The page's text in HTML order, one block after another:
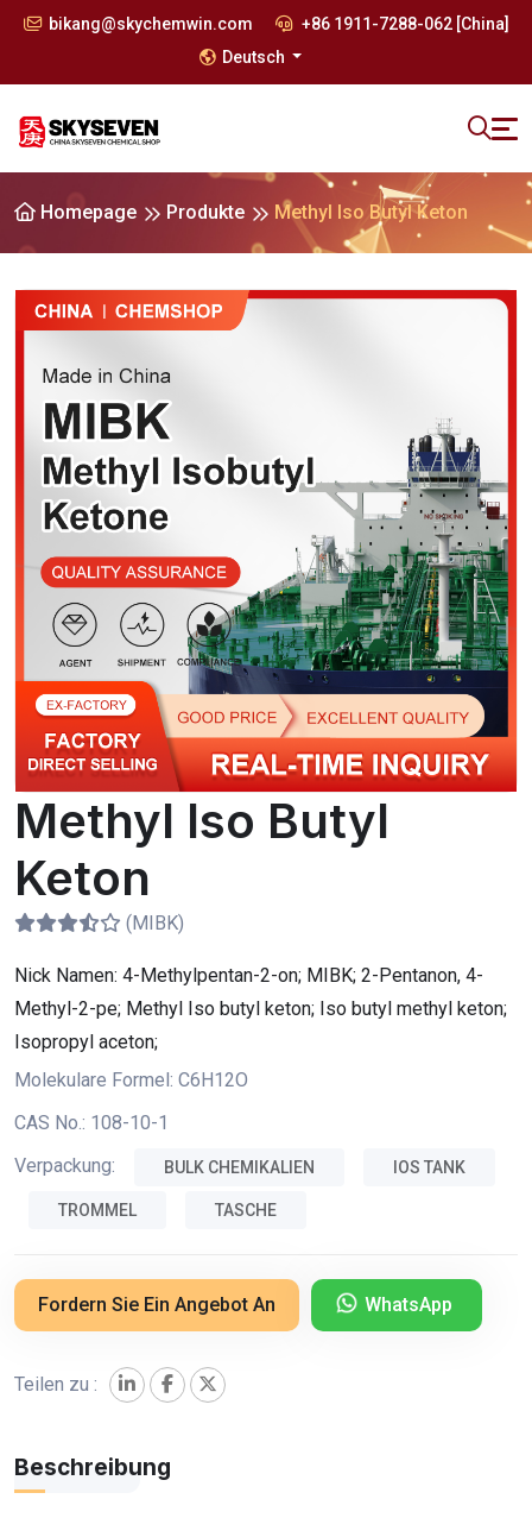
bikang@skychemwin.com
+86 1911-7288-062 [China]
Deutsch
Homepage Produkte Methyl Iso Butyl Keton
Methyl Iso Butyl
Keton
(MIBK)
Nick Namen: 4-Methylpentan-2-on; MIBK; 2-Pentanon, 4-
Methyl-2-pe; Methyl Iso butyl keton; Iso butyl methyl keton;
Isopropyl aceton;
Molekulare Formel: C6H12O
CAS No.: 108-10-1
Verpackung:
BULK CHEMIKALIEN IOS TANK
TROMMEL TASCHE
Fordern Sie Ein Angebot An WhatsApp
Teilen zu :
Beschreibung